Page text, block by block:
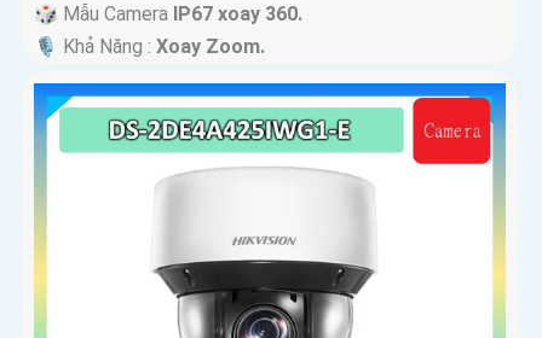
🎲 Mẫu Camera IP67 xoay 360.
️🎙 Khả Năng : Xoay Zoom.